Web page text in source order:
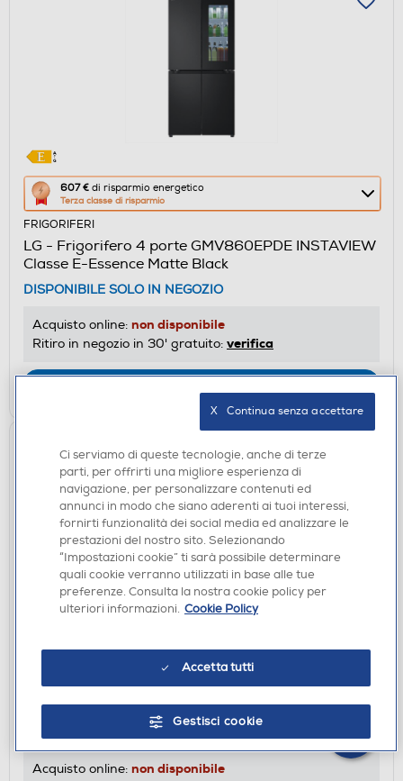
607 € di risparmio energetico
Terza classe di risparmio
Questa
azione
aprirà
il
Calcolatore
di
risparmio
energetico
Youreko.
FRIGORIFERI
LG - Frigorifero 4 porte GMV860EPDE INSTAVIEW
Classe E-Essence Matte Black
DISPONIBILE SOLO IN NEGOZIO
Acquisto online: non disponibile
Ritiro in negozio in 30' gratuito: verifica
WHIRLPOOL - Frigorifero combinato WB70I 952 X
Classe E
DISPONIBILE SOLO IN NEGOZIO
Acquisto online: non disponibile
Hai bisogno di un
suggerimento su cosa
acquistare?
Chatta con RONICS
Ci serviamo di queste tecnologie, anche di terze
parti, per offrirti una migliore esperienza di
navigazione, per personalizzare contenuti ed
annunci in modo che siano aderenti ai tuoi interessi,
fornirti funzionalità dei social media ed analizzare le
prestazioni del nostro sito. Selezionando
“Impostazioni cookie” ti sarà possibile determinare
quali cookie verranno utilizzati in base alle tue
preferenze. Consulta la nostra cookie policy per
ulteriori informazioni. Cookie Policy
Accetta tutti
Gestisci cookie
X   Continua senza accettare